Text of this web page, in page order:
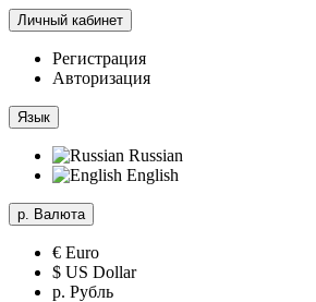
Личный кабинет
Регистрация
Авторизация
Язык
Russian
English
р. Валюта
€ Euro
$ US Dollar
р. Рубль